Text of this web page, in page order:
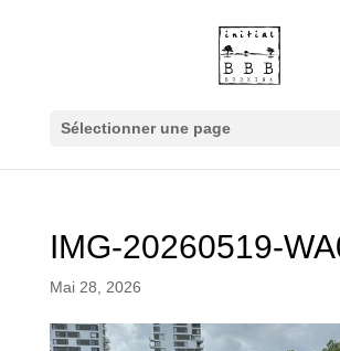
Sélectionner une page
IMG-20260519-
Mai 28, 2026